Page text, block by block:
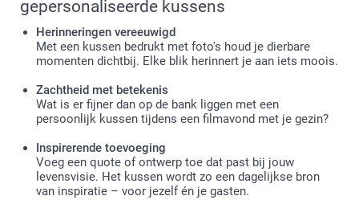
gepersonaliseerde kussens
Herinneringen vereeuwigd
Met een kussen bedrukt met foto's houd je dierbare
momenten dichtbij. Elke blik herinnert je aan iets moois.
Zachtheid met betekenis
Wat is er fijner dan op de bank liggen met een
persoonlijk kussen tijdens een filmavond met je gezin?
Inspirerende toevoeging
Voeg een quote of ontwerp toe dat past bij jouw
levensvisie. Het kussen wordt zo een dagelijkse bron
van inspiratie – voor jezelf én je gasten.